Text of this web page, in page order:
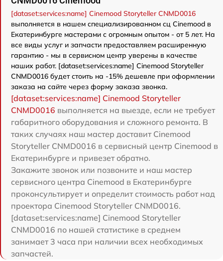
[dataset:services:name] Cinemood Storyteller CNMD0016
выполняется в нашем специализированном сц Cinemood в
Екатеринбурге мастерами с огромным опытом - от 5 лет. На
все виды услуг и запчасти предоставляем расширенную
гарантию - мы в сервисном центр уверены в качестве
наших работ. [dataset:services:name] Cinemood Storyteller
CNMD0016 будет стоить на -15% дешевле при оформлении
заказа на сайте через форму заказа звонка.
[dataset:services:name] Cinemood Storyteller
CNMD0016 выполняется на выезде, если не требует
габаритного оборудования и сложного ремонта. В
таких случаях наш мастер доставит Cinemood
Storyteller CNMD0016 в сервисный центр Cinemood в
Екатеринбурге и привезет обратно.
Закажите звонок или позвоните и наш мастер
сервисного центра Cinemood в Екатеринбурге
проконсультирует и определит стоимость работ над
проектора Cinemood Storyteller CNMD0016.
[dataset:services:name] Cinemood Storyteller
CNMD0016 по нашей статистике в среднем
занимает 3 часа при наличии всех необходимых
запчастей.